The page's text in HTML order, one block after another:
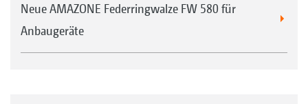
Neue AMAZONE Federringwalze FW 580 für
Anbaugeräte